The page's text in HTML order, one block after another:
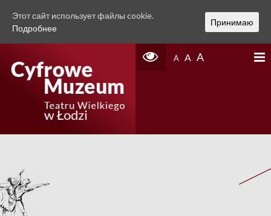
A A A
Этот сайт использует файлы cookie.
Подробнее
Принимаю